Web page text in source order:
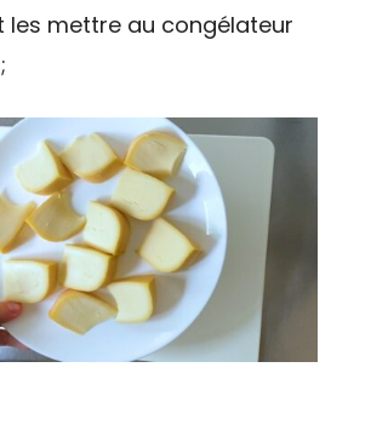
les mettre au congélateur